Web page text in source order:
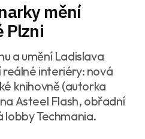
mění
Plzni
a umění Ladislava
reálné interiéry: nová
knihovně (autorka
Asteel Flash, obřadní
lobby Techmania.